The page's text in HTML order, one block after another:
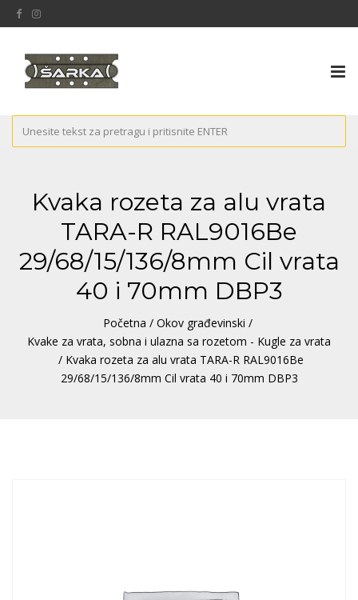
Kvaka rozeta za alu vrata
TARA-R RAL9016Be
29/68/15/136/8mm Cil vrata
40 i 70mm DBP3
Početna / Okov građevinski /
Kvake za vrata, sobna i ulazna sa rozetom - Kugle za vrata
/ Kvaka rozeta za alu vrata TARA-R RAL9016Be
29/68/15/136/8mm Cil vrata 40 i 70mm DBP3